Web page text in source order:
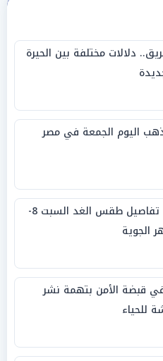
دلالات مختلفة بين الحيرة
اليوم الجمعة في مصر
«الأرصاد» تعلن تفاصيل طقس الغد السبت 8-
قبضة الأمن بتهمة نشر
للحياء